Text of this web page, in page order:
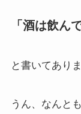
「酒は飲ん
と書いてあり
うん、なんと